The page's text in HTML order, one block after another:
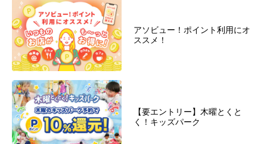
アソビュー！ポイント利用にオ
ススメ！
【要エントリー】木曜とくと
く！キッズパーク